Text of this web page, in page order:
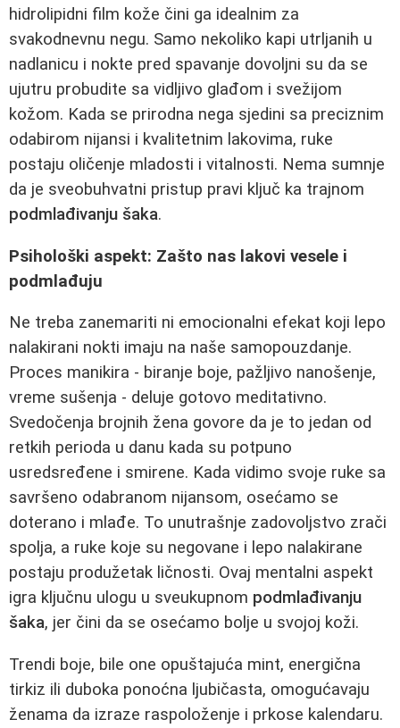
hidrolipidni film kože čini ga idealnim za
svakodnevnu negu. Samo nekoliko kapi utrljanih u
nadlanicu i nokte pred spavanje dovoljni su da se
ujutru probudite sa vidljivo glađom i svežijom
kožom. Kada se prirodna nega sjedini sa preciznim
odabirom nijansi i kvalitetnim lakovima, ruke
postaju oličenje mladosti i vitalnosti. Nema sumnje
da je sveobuhvatni pristup pravi ključ ka trajnom
podmlađivanju šaka.
Psihološki aspekt: Zašto nas lakovi vesele i
podmlađuju
Ne treba zanemariti ni emocionalni efekat koji lepo
nalakirani nokti imaju na naše samopouzdanje.
Proces manikira - biranje boje, pažljivo nanošenje,
vreme sušenja - deluje gotovo meditativno.
Svedočenja brojnih žena govore da je to jedan od
retkih perioda u danu kada su potpuno
usredsređene i smirene. Kada vidimo svoje ruke sa
savršeno odabranom nijansom, osećamo se
doterano i mlađe. To unutrašnje zadovoljstvo zrači
spolja, a ruke koje su negovane i lepo nalakirane
postaju produžetak ličnosti. Ovaj mentalni aspekt
igra ključnu ulogu u sveukupnom podmlađivanju
šaka, jer čini da se osećamo bolje u svojoj koži.
Trendi boje, bile one opuštajuća mint, energična
tirkiz ili duboka ponoćna ljubičasta, omogućavaju
ženama da izraze raspoloženje i prkose kalendaru.